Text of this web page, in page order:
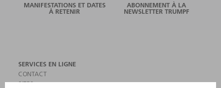
MANIFESTATIONS ET DATES
À RETENIR
ABONNEMENT À LA
NEWSLETTER TRUMPF
SERVICES EN LIGNE
CONTACT
SITES